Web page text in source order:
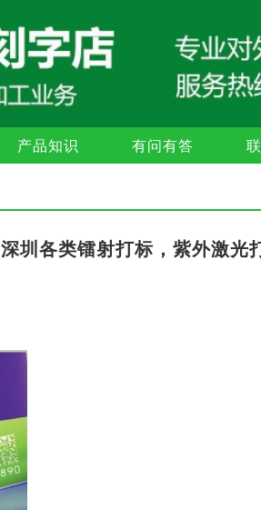
产品知识 有问有答
深圳各类镭射打标，紫外激光